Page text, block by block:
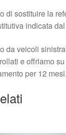
di sostituire la
indicata
da veicoli
e offriamo
per 12 mesi.